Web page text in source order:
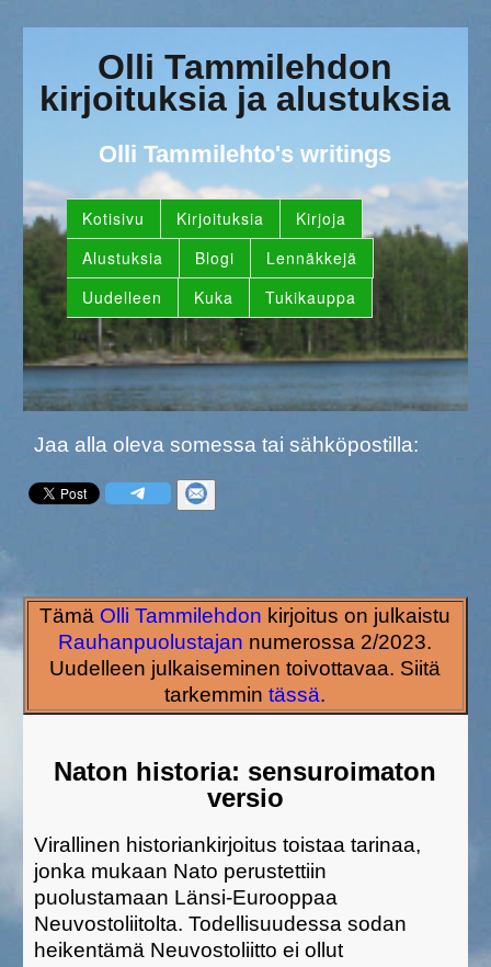
Olli Tammilehdon
kirjoituksia ja alustuksia
Olli Tammilehto's writings
Kotisivu Kirjoituksia
Kirjoja
Alustuksia
Blogi
Lennäkkejä
Uudelleen
Kuka Tukikauppa
Jaa alla oleva somessa tai sähköpostilla:
Tämä Olli Tammilehdon kirjoitus on julkaistu
Rauhanpuolustajan numerossa 2/2023.
Uudelleen julkaiseminen toivottavaa. Siitä
tarkemmintässä.
Naton historia: sensuroimaton
versio
Virallinen historiankirjoitus toistaa tarinaa,
jonka mukaan Nato perustettiin
puolustamaan Länsi-Eurooppaa
Neuvostoliitolta. Todellisuudessa sodan
heikentämä Neuvostoliitto ei ollut